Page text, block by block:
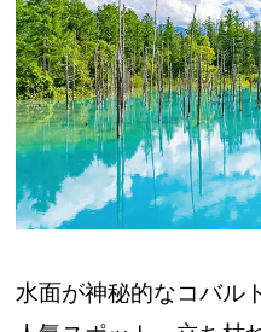
水面が神秘的なコバル